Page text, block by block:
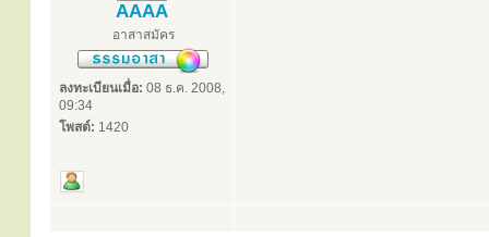
AAAA
อาสาสมัคร
ลงทะเบียนเมื่อ: 08 ธ.ค. 2008,
09:34
โพสต์: 1420